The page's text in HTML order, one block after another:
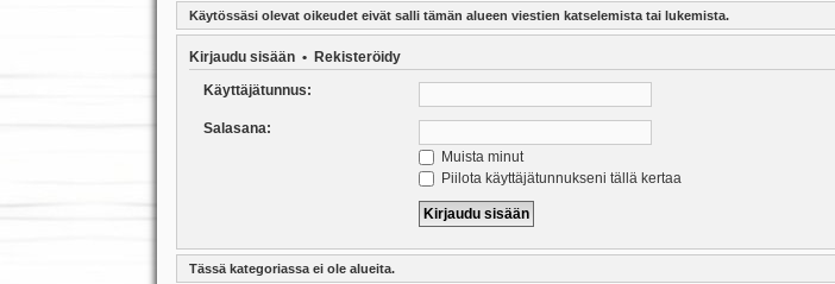
Käytössäsi olevat oikeudet eivät salli tämän alueen viestien katselemista tai lukemista.
Kirjaudu sisään• Rekisteröidy
Käyttäjätunnus:
Salasana:
Muista minut
Piilota käyttäjätunnukseni tällä kertaa
Tässä kategoriassa ei ole alueita.